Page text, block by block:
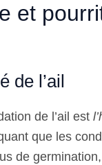
et
de l’ail
de l’ail est
que les
de